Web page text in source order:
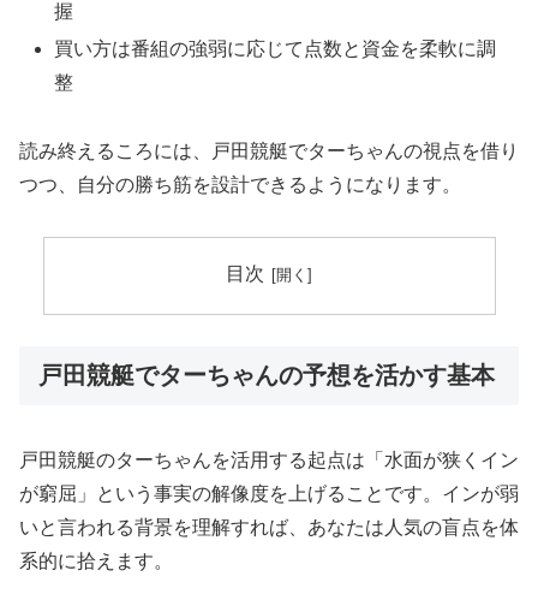
握
買い方は番組の強弱に応じて点数と資金を柔軟に調
整
読み終えるころには、戸田競艇でターちゃんの視点を借り
つつ、自分の勝ち筋を設計できるようになります。
目次
戸田競艇でターちゃんの予想を活かす基本
戸田競艇のターちゃんを活用する起点は「水面が狭くイン
が窮屈」という事実の解像度を上げることです。インが弱
いと言われる背景を理解すれば、あなたは人気の盲点を体
系的に拾えます。